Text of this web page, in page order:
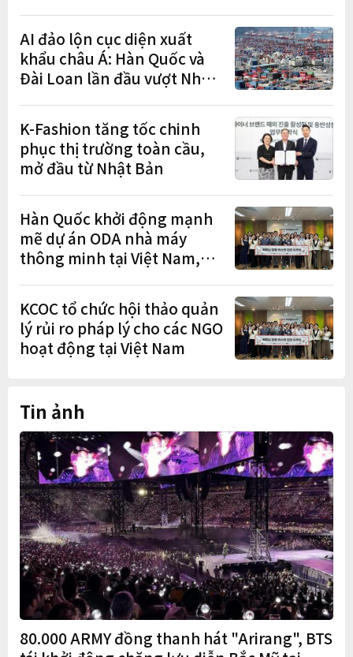
cư"
AI đảo lộn cục diện xuất
khẩu châu Á: Hàn Quốc và
Đài Loan lần đầu vượt Nhật
K-Fashion tăng tốc chinh
phục thị trường toàn cầu,
mở đầu từ Nhật Bản
Hàn Quốc khởi động mạnh
mẽ dự án ODA nhà máy
thông minh tại Việt Nam,
KCOC tổ chức hội thảo quản
lý rủi ro pháp lý cho các NGO
hoạt động tại Việt Nam
Tin ảnh
80.000 ARMY đồng thanh hát "Arirang", BTS